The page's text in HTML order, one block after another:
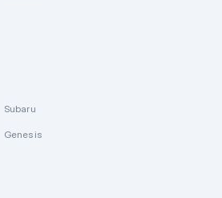
Subaru
Genesis